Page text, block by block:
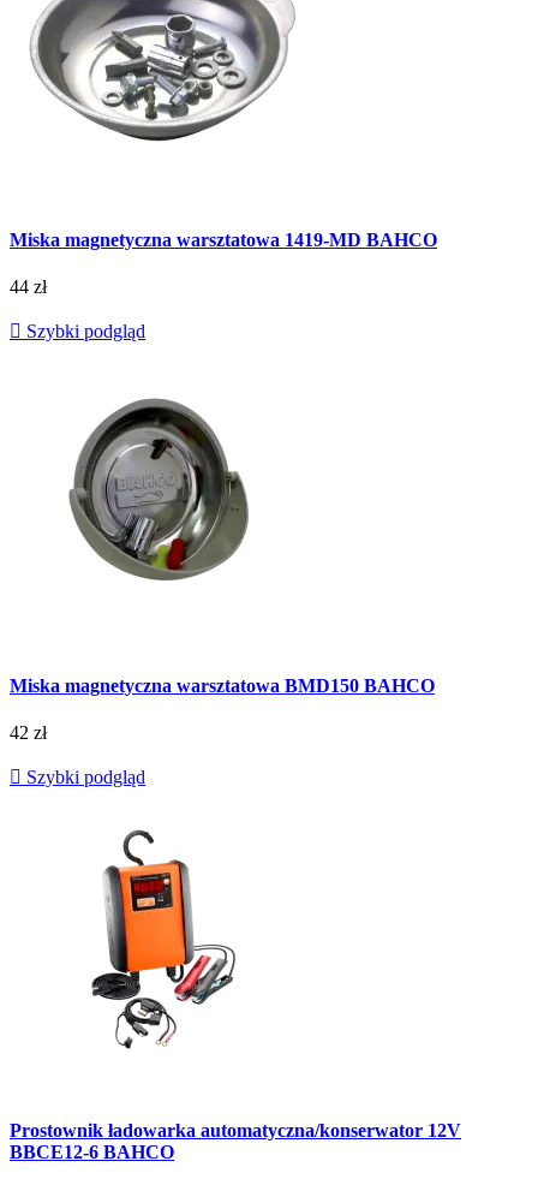
Miska magnetyczna warsztatowa 1419-MD BAHCO
44 zł
 Szybki podgląd
Miska magnetyczna warsztatowa BMD150 BAHCO
42 zł
 Szybki podgląd
Prostownik ładowarka automatyczna/konserwator 12V
BBCE12-6 BAHCO